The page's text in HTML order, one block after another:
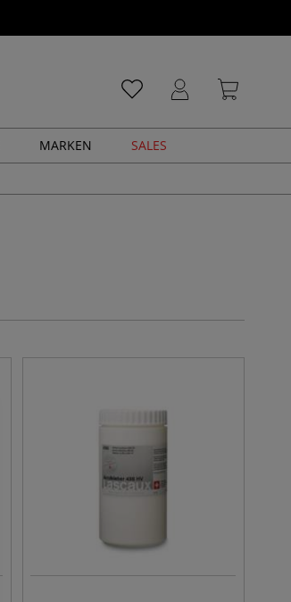
MARKEN SALES